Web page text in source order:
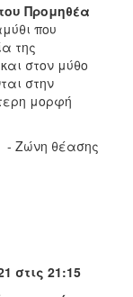
Προμηθέα
που
της
στον μύθο
στην
μορφή
- Ζώνη θέασης
στις 21:15